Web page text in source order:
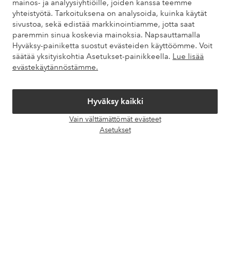
mainos- ja analyysiyhtiöille, joiden kanssa teemme
yhteistyötä. Tarkoituksena on analysoida, kuinka käytät
sivustoa, sekä edistää markkinointiamme, jotta saat
paremmin sinua koskevia mainoksia. Napsauttamalla
Hyväksy-painiketta suostut evästeiden käyttöömme. Voit
säätää yksityiskohtia Asetukset-painikkeella. Lue lisää
evästekäytännöstämme.
Hyväksy kaikki
Vain välttämättömät evästeet
Asetukset
Asiakaspalvelu Tilaukset Maksutavat
Omat sivut
Tietoa Elloksesta